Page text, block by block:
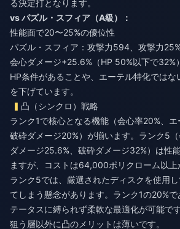
る決定打となります。
vs パズル・スフィア（A級）：
性能面で20〜25%の優位性
パズル・スフィア：攻撃力594、攻撃力
会心ダメージ+25.6%（HP 50%以下で32%）
HP条件があることや、エーテル特化ではな
を下げています。
凸（シンクロ）戦略
ランク1で核心となる機能（会心率20%、エ
破砕ダメージ20%）が揃います。ランク5
ダメージ25.6%、破砕ダメージ32%）は性
ますが、コストは64,000ポリクローム以上
ランク5では、厳選されたディスクを使用
てしまう懸念があります。ランク1の20%
テータスに縛られず柔軟な最適化が可能で
狙う層以外に凸のメリットは薄いです。